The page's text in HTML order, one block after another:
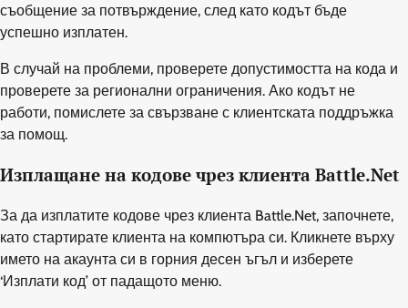
съобщение за потвърждение, след като кодът бъде
успешно изплатен.
В случай на проблеми, проверете допустимостта на кода и
проверете за регионални ограничения. Ако кодът не
работи, помислете за свързване с клиентската поддръжка
за помощ.
Изплащане на кодове чрез клиента Battle.Net
За да изплатите кодове чрез клиента Battle.Net, започнете,
като стартирате клиента на компютъра си. Кликнете върху
името на акаунта си в горния десен ъгъл и изберете
‘Изплати код’ от падащото меню.